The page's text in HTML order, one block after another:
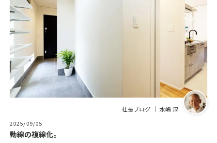
社長ブログ ｜ 水嶋 淳
2025/09/05
動線の複線化。